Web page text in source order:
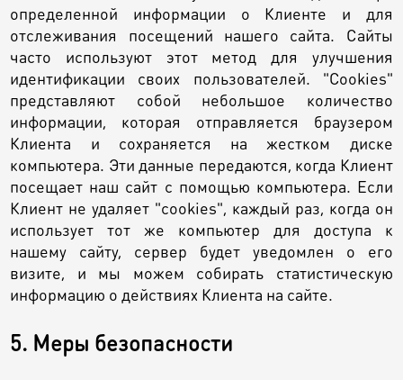
определенной информации о Клиенте и для
отслеживания посещений нашего сайта. Сайты
часто используют этот метод для улучшения
идентификации своих пользователей. "Cookies"
представляют собой небольшое количество
информации, которая отправляется браузером
Клиента и сохраняется на жестком диске
компьютера. Эти данные передаются, когда Клиент
посещает наш сайт с помощью компьютера. Если
Клиент не удаляет "cookies", каждый раз, когда он
использует тот же компьютер для доступа к
нашему сайту, сервер будет уведомлен о его
визите, и мы можем собирать статистическую
информацию о действиях Клиента на сайте.
5. Меры безопасности